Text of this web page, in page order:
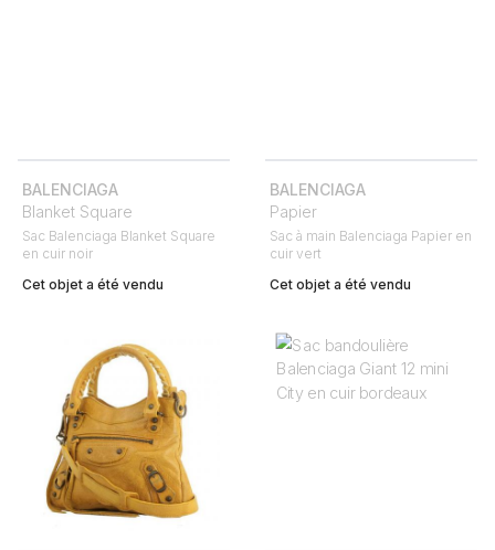
BALENCIAGA
Blanket Square
Sac Balenciaga Blanket Square
en cuir noir
Cet objet a été vendu
BALENCIAGA
Papier
Sac à main Balenciaga Papier en
cuir vert
Cet objet a été vendu